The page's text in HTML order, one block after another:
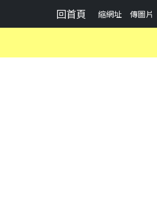
回首頁 縮網址 傳圖片